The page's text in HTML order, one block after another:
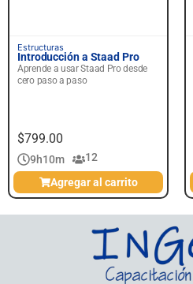
Estructuras
Introducción a Staad Pro
Aprende a usar Staad Pro desde
cero paso a paso
$799.00
9h10m
12
Agregar al carrito